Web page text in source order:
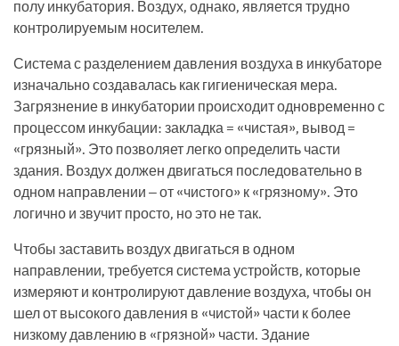
полу инкубатория. Воздух, однако, является трудно
контролируемым носителем.
Система с разделением давления воздуха в инкубаторе
изначально создавалась как гигиеническая мера.
Загрязнение в инкубатории происходит одновременно с
процессом инкубации: закладка = «чистая», вывод =
«грязный». Это позволяет легко определить части
здания. Воздух должен двигаться последовательно в
одном направлении – от «чистого» к «грязному». Это
логично и звучит просто, но это не так.
Чтобы заставить воздух двигаться в одном
направлении, требуется система устройств, которые
измеряют и контролируют давление воздуха, чтобы он
шел от высокого давления в «чистой» части к более
низкому давлению в «грязной» части. Здание